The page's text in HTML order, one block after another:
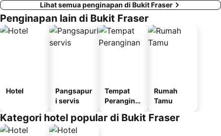
Lihat semua penginapan di Bukit Fraser
Penginapan lain di Bukit Fraser
Hotel
Pangsapur
i servis
Tempat
Perangina
Rumah
Tamu
Kategori hotel popular di Bukit Fraser